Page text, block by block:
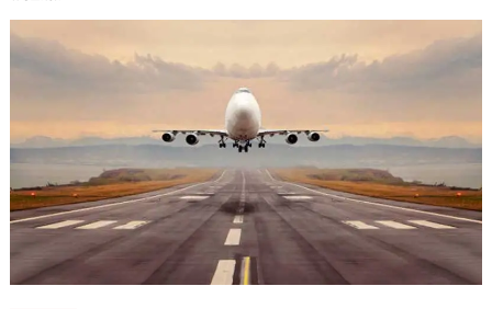
വിവിധ അപകടങ്ങളിൽ 2 പേർക്ക് പരുക്ക്